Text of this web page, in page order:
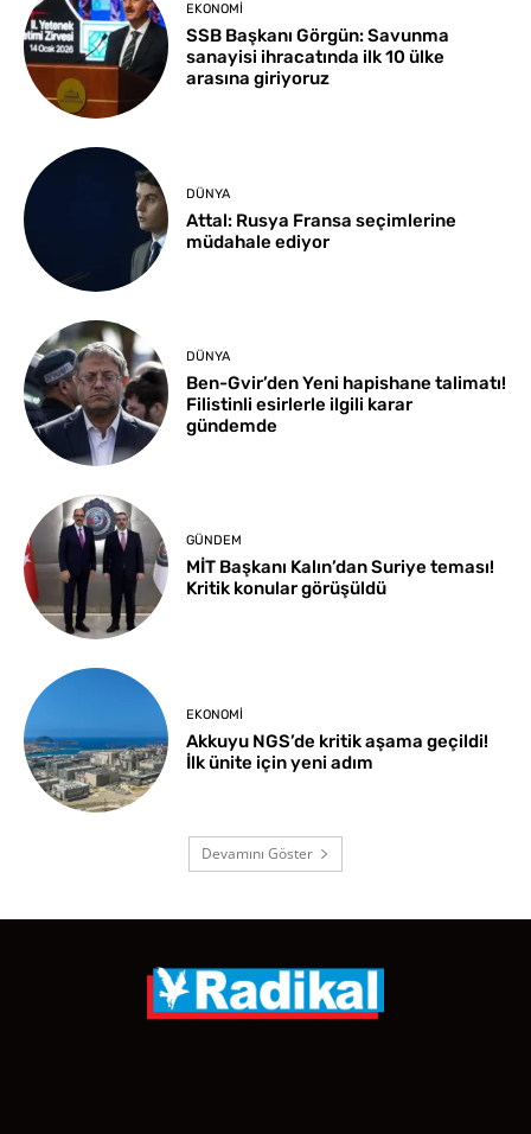
EKONOMI
SSB Başkanı Görgün: Savunma
sanayisi ihracatında ilk 10 ülke
arasına giriyoruz
DÜNYA
Attal: Rusya Fransa seçimlerine
müdahale ediyor
DÜNYA
Ben-Gvir’den Yeni hapishane talimatı!
Filistinli esirlerle ilgili karar
gündemde
GÜNDEM
MİT Başkanı Kalın’dan Suriye teması!
Kritik konular görüşüldü
EKONOMI
Akkuyu NGS’de kritik aşama geçildi!
İlk ünite için yeni adım
Devamını Göster